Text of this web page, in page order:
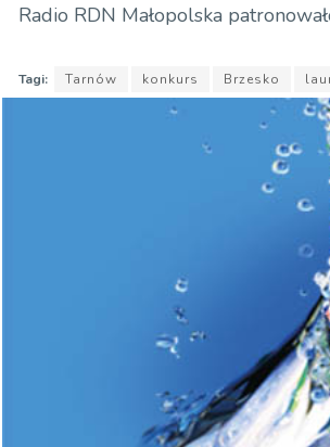
Radio RDN Małopolska
Tagi: Tarnów konkurs Brzesko